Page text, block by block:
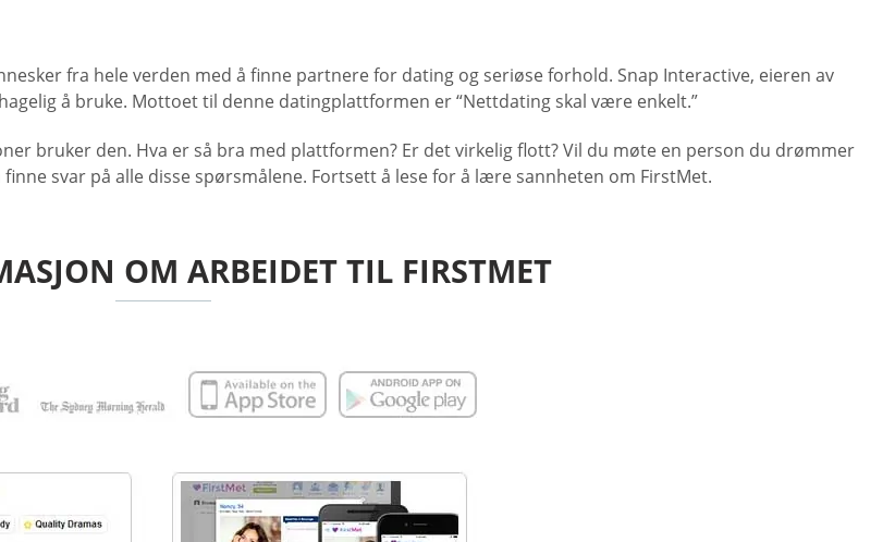
fra hele verden med å finne partnere for dating og seriøse forhold. Snap Interactive, eieren av
å bruke. Mottoet til denne datingplattformen er “Nettdating skal være enkelt.”
bruker den. Hva er så bra med plattformen? Er det virkelig flott? Vil du møte en person du drømmer
svar på alle disse spørsmålene. Fortsett å lese for å lære sannheten om FirstMet.
OM ARBEIDET TIL FIRSTMET